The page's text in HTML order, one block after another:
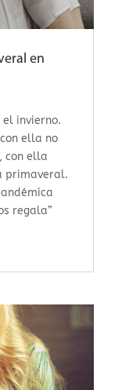
en
invierno.
ella no
con ella
primaveral.
regala”